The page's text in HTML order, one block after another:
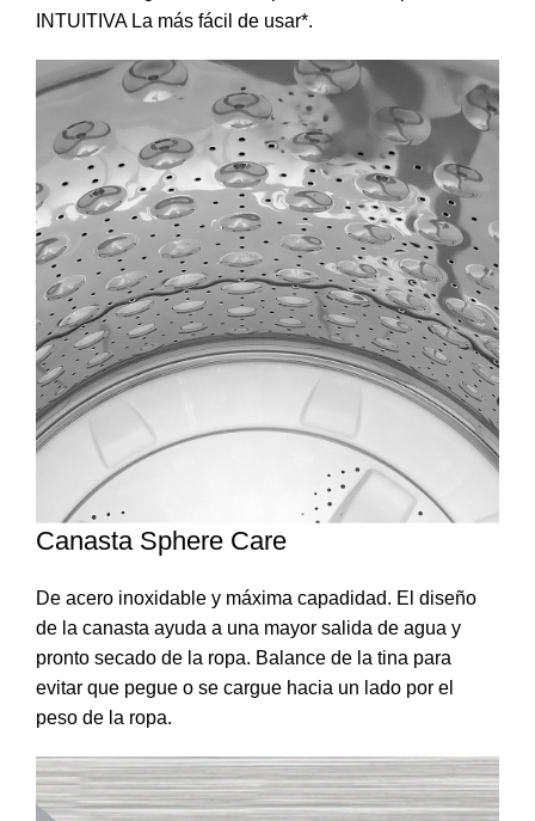
INTUITIVA La más fácil de usar*.
Canasta Sphere Care
De acero inoxidable y máxima capadidad. El diseño
de la canasta ayuda a una mayor salida de agua y
pronto secado de la ropa. Balance de la tina para
evitar que pegue o se cargue hacia un lado por el
peso de la ropa.